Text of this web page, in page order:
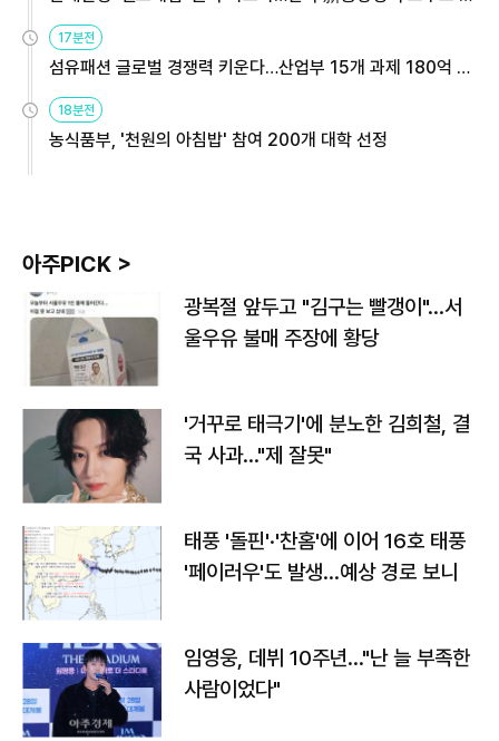
17분전
섬유패션 글로벌 경쟁력 키운다…산업부 15개 과제 180억 지
18분전
농식품부, '천원의 아침밥' 참여 200개 대학 선정
아주PICK >
광복절 앞두고 "김구는 빨갱이"…서
울우유 불매 주장에 황당
'거꾸로 태극기'에 분노한 김희철, 결
국 사과…"제 잘못"
태풍 '돌핀'·'찬홈'에 이어 16호 태풍
'페이러우'도 발생…예상 경로 보니
임영웅, 데뷔 10주년…"난 늘 부족한
사람이었다"